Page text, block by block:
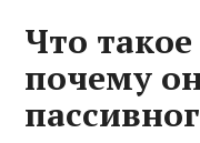
Что
почему